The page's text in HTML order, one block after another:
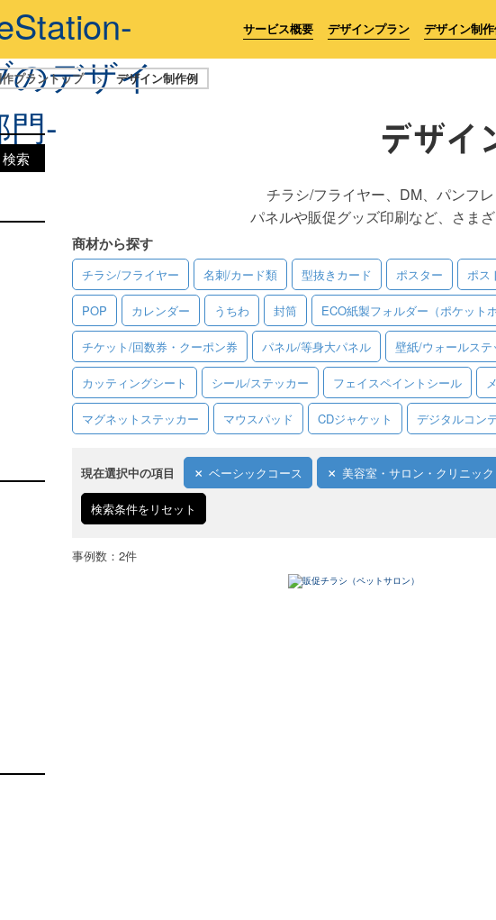
サービス概要 デザインプラン デザイン制
プラントップ > デザイン制作例
デザイ
チラシ/フライヤー、DM、パンフ
パネルや販促グッズ印刷など、さま
商材から探す
チラシ/フライヤー 名刺/カード類 型抜きカード ポスター ポス
POP カレンダー うちわ 封筒 ECO紙製フォルダー（ポケット
チケット/回数券・クーポン券 パネル/等身大パネル 壁紙/ウォールステ
カッティングシート シール/ステッカー フェイスペイントシール
マグネットステッカー マウスパッド CDジャケット デジタルコン
現在選択中の項目 ベーシックコース 美容室・サロン・クリニック
検索条件をリセット
検索
事例数：2件